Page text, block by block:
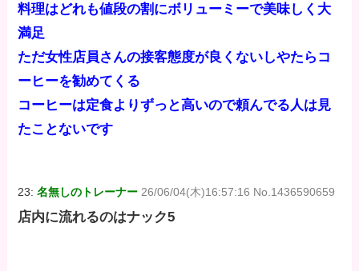
料理はどれも値段の割にボリューミーで美味しく大
満足
ただ女性店員さんの接客態度が良くないしやたらコ
ーヒーを勧めてくる
コーヒーは定食よりずっと高いので頼んでる人は見
たことないです
23:名無しのトレーナー 26/06/04(木)16:57:16 No.1436590659
店内に流れるのはナック5